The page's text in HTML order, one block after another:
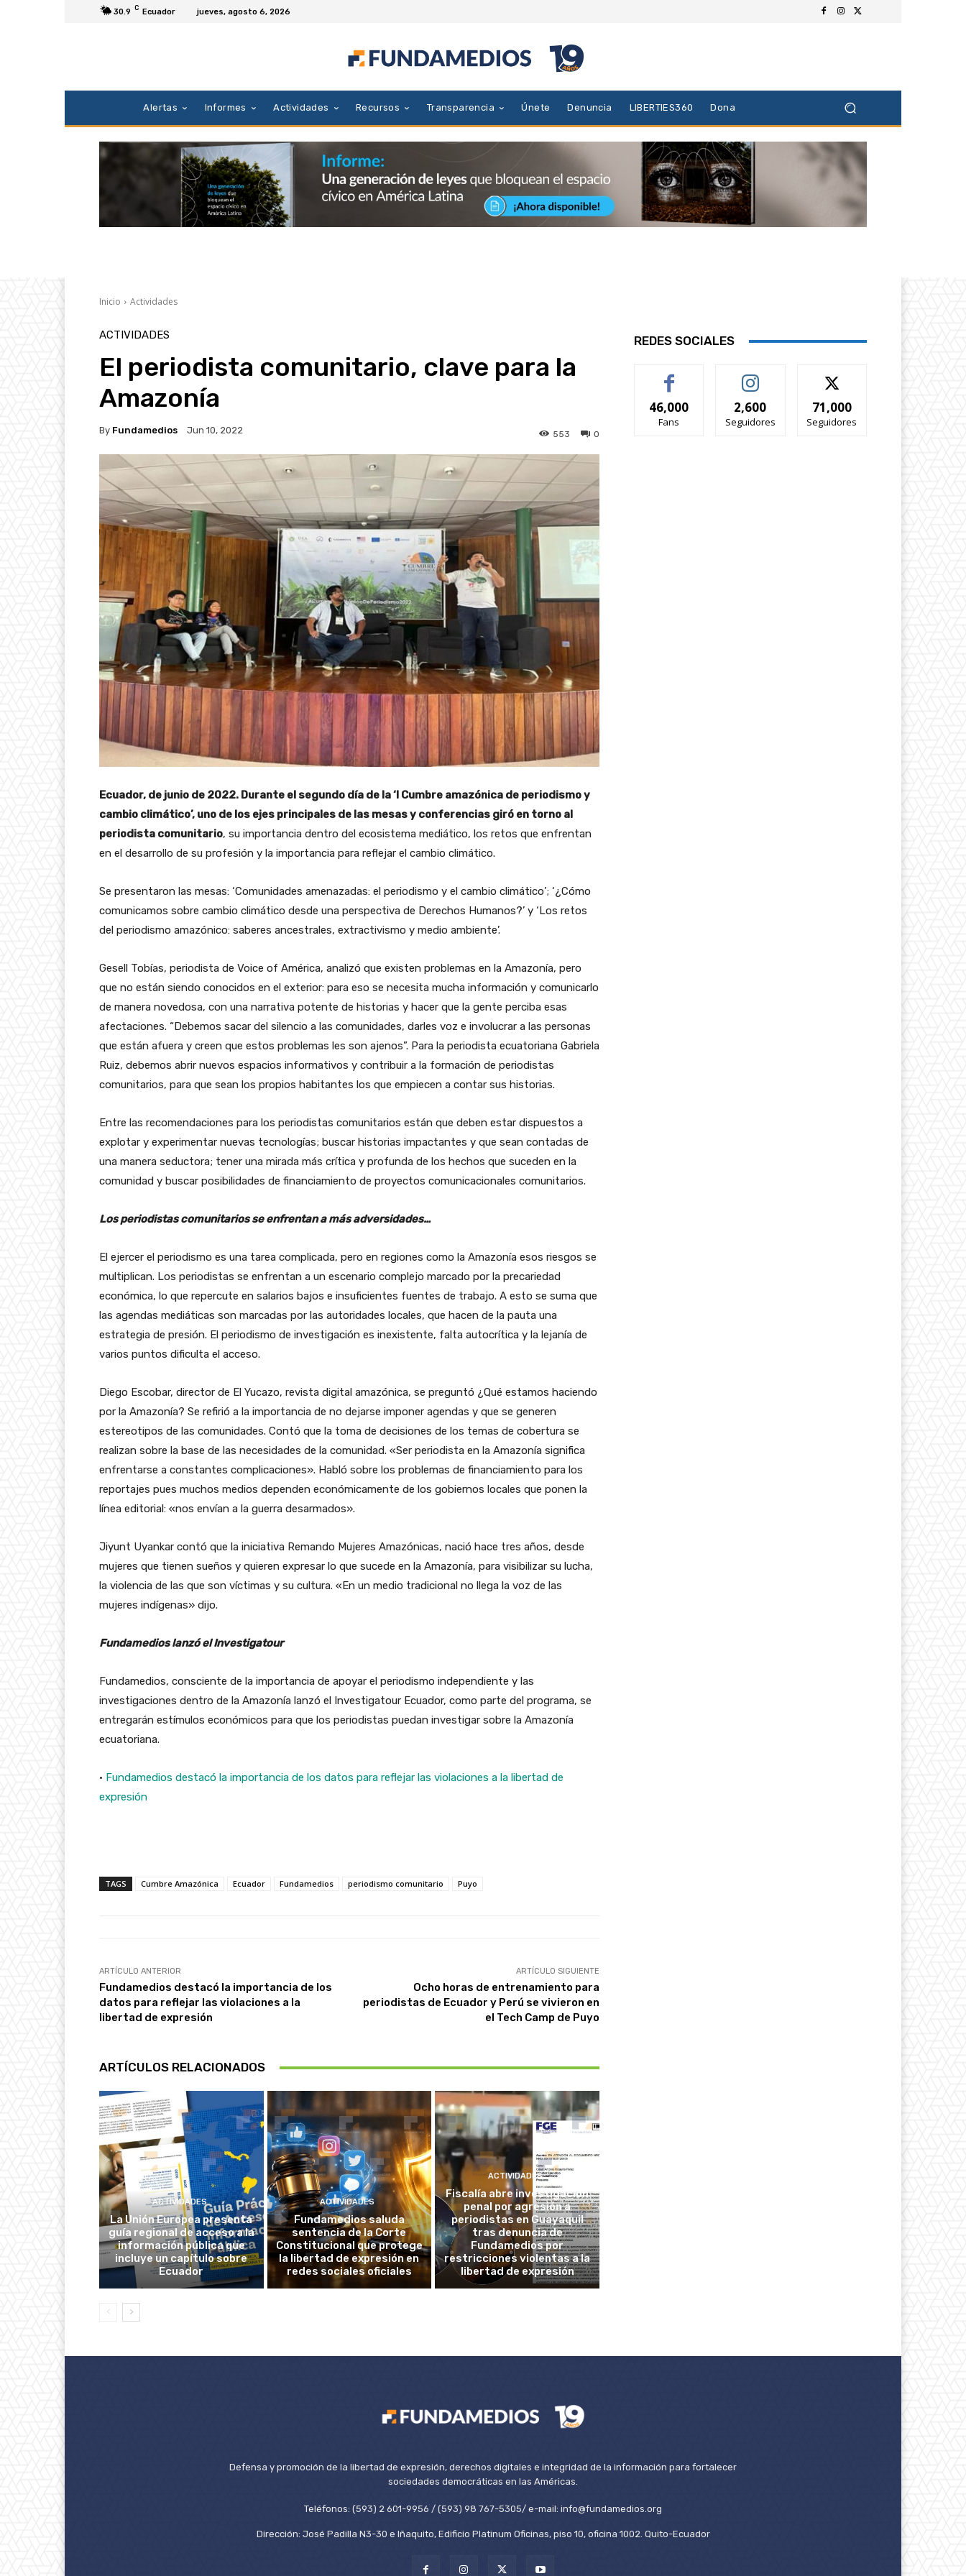
30.9 C Ecuador jueves, agosto 6, 2026
Alertas Informes Actividades Recursos Transparencia Únete Denuncia LIBERTIES360 Dona
Inicio Actividades
ACTIVIDADES
El periodista comunitario, clave para la
Amazonía
By Fundamedios Jun 10, 2022 0
553
Ecuador, de junio de 2022. Durante el segundo día de la ‘I Cumbre amazónica de periodismo y
cambio climático’, uno de los ejes principales de las mesas y conferencias giró en torno al
periodista comunitario, su importancia dentro del ecosistema mediático, los retos que enfrentan
en el desarrollo de su profesión y la importancia para reflejar el cambio climático.
Se presentaron las mesas: ‘Comunidades amenazadas: el periodismo y el cambio climático’; ‘¿Cómo
comunicamos sobre cambio climático desde una perspectiva de Derechos Humanos?’ y ‘Los retos
del periodismo amazónico: saberes ancestrales, extractivismo y medio ambiente’.
Gesell Tobías, periodista de Voice of América, analizó que existen problemas en la Amazonía, pero
que no están siendo conocidos en el exterior: para eso se necesita mucha información y comunicarlo
de manera novedosa, con una narrativa potente de historias y hacer que la gente perciba esas
afectaciones. “Debemos sacar del silencio a las comunidades, darles voz e involucrar a las personas
que están afuera y creen que estos problemas les son ajenos”. Para la periodista ecuatoriana Gabriela
Ruiz, debemos abrir nuevos espacios informativos y contribuir a la formación de periodistas
comunitarios, para que sean los propios habitantes los que empiecen a contar sus historias.
Entre las recomendaciones para los periodistas comunitarios están que deben estar dispuestos a
explotar y experimentar nuevas tecnologías; buscar historias impactantes y que sean contadas de
una manera seductora; tener una mirada más crítica y profunda de los hechos que suceden en la
comunidad y buscar posibilidades de financiamiento de proyectos comunicacionales comunitarios.
Los periodistas comunitarios se enfrentan a más adversidades…
El ejercer el periodismo es una tarea complicada, pero en regiones como la Amazonía esos riesgos se
multiplican. Los periodistas se enfrentan a un escenario complejo marcado por la precariedad
económica, lo que repercute en salarios bajos e insuficientes fuentes de trabajo. A esto se suma que
las agendas mediáticas son marcadas por las autoridades locales, que hacen de la pauta una
estrategia de presión. El periodismo de investigación es inexistente, falta autocrítica y la lejanía de
varios puntos dificulta el acceso.
Diego Escobar, director de El Yucazo, revista digital amazónica, se preguntó ¿Qué estamos haciendo
por la Amazonía? Se refirió a la importancia de no dejarse imponer agendas y que se generen
estereotipos de las comunidades. Contó que la toma de decisiones de los temas de cobertura se
realizan sobre la base de las necesidades de la comunidad. «Ser periodista en la Amazonía significa
enfrentarse a constantes complicaciones». Habló sobre los problemas de financiamiento para los
reportajes pues muchos medios dependen económicamente de los gobiernos locales que ponen la
línea editorial: «nos envían a la guerra desarmados».
Jiyunt Uyankar contó que la iniciativa Remando Mujeres Amazónicas, nació hace tres años, desde
mujeres que tienen sueños y quieren expresar lo que sucede en la Amazonía, para visibilizar su lucha,
la violencia de las que son víctimas y su cultura. «En un medio tradicional no llega la voz de las
mujeres indígenas» dijo.
Fundamedios lanzó el Investigatour
Fundamedios, consciente de la importancia de apoyar el periodismo independiente y las
investigaciones dentro de la Amazonía lanzó el Investigatour Ecuador, como parte del programa, se
entregarán estímulos económicos para que los periodistas puedan investigar sobre la Amazonía
ecuatoriana.
· Fundamedios destacó la importancia de los datos para reflejar las violaciones a la libertad de
expresión
TAGS Cumbre Amazónica Ecuador Fundamedios periodismo comunitario Puyo
ARTÍCULO ANTERIOR
Fundamedios destacó la importancia de los
datos para reflejar las violaciones a la
libertad de expresión
ARTÍCULO SIGUIENTE
Ocho horas de entrenamiento para
periodistas de Ecuador y Perú se vivieron en
el Tech Camp de Puyo
ARTÍCULOS RELACIONADOS
ACTIVIDADES
La Unión Europea presenta
guía regional de acceso a la
información pública que
incluye un capítulo sobre
Ecuador
ACTIVIDADES
Fundamedios saluda
sentencia de la Corte
Constitucional que protege
la libertad de expresión en
redes sociales oficiales
ACTIVIDADES
Fiscalía abre investigación
penal por agresión a
periodistas en Guayaquil
tras denuncia de
Fundamedios por
restricciones violentas a la
libertad de expresión
REDES SOCIALES
46,000
Fans
2,600
Seguidores
71,000
Seguidores
Defensa y promoción de la libertad de expresión, derechos digitales e integridad de la información para fortalecer
sociedades democráticas en las Américas.
Teléfonos: (593) 2 601-9956 / (593) 98 767-5305/ e-mail: info@fundamedios.org
Dirección: José Padilla N3-30 e Iñaquito, Edificio Platinum Oficinas, piso 10, oficina 1002. Quito-Ecuador